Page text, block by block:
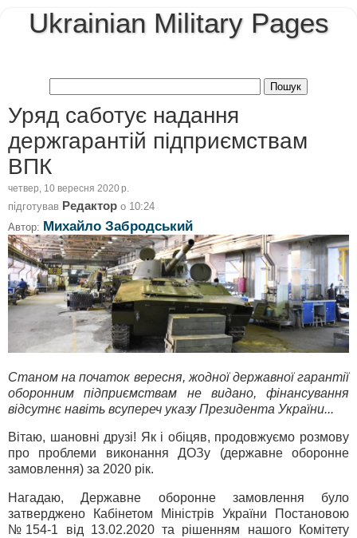
Ukrainian Military Pages
Уряд саботує надання
держгарантій підприємствам
ВПК
четвер, 10 вересня 2020 р.
підготував Редактор о 10:24
Автор: Михайло Забродський
Станом на початок вересня, жодної державної гарантії
оборонним підприємствам не видано, фінансування
відсутнє навіть всупереч указу Президента України...
Вітаю, шановні друзі! Як і обіцяв, продовжуємо розмову
про проблеми виконання ДОЗу (державне оборонне
замовлення) за 2020 рік.
Нагадаю, Державне оборонне замовлення було
затверджено Кабінетом Міністрів України Постановою
№154-1 від 13.02.2020 та рішенням нашого Комітету